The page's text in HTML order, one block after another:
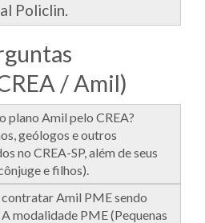
Policlin.
/ Amil)
plano Amil pelo CREA?
geólogos e outros
no CREA-SP, além de seus
e filhos).
contratar Amil PME sendo
modalidade PME (Pequenas